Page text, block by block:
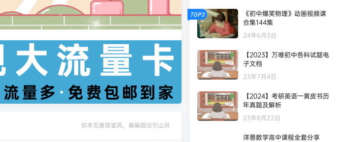
你本无意穿堂风，偏偏孤倨引山洪
TOP3
《初中爆笑物理》动画视频课
合集144集
24年6月3日
【2023】万唯初中各科试题电
子文档
23年7月4日
【2024】考研英语一黄皮书历
年真题及解析
23年8月22日
洋葱数学高中课程全套分享